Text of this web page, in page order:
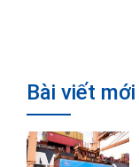
Bài viết mới